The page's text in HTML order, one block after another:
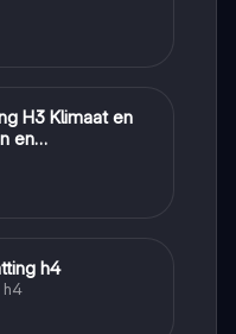
H3 Klimaat en
en
h4
h4